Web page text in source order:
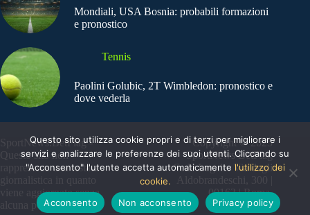
Mondiali, USA Bosnia: probabili formazioni
e pronostico
Tennis
Paolini Golubic, 2T Wimbledon: pronostico e
dove vederla
SportNews.BetFlag -
Questo sito non
rappresenta una testata
giornalistica in quanto
viene aggiornato senza
alcuna periodicità
Copyright © 2025
SportNews BetFlag
Sede Legale: Via degli
Aldobrandeschi, 300 |
00163 | Roma
Questo sito utilizza cookie propri e di terzi per migliorare i
servizi e analizzare le preferenze dei suoi utenti. Cliccando su
"Acconsento" l'utente accetta automaticamente l'utilizzo dei
cookie.
Acconsento
Non acconsento Privacy policy